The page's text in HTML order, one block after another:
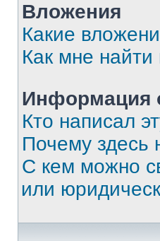
Вложения
Какие
Как мне
Информация
Кто написал
Почему здесь
С кем можно
или